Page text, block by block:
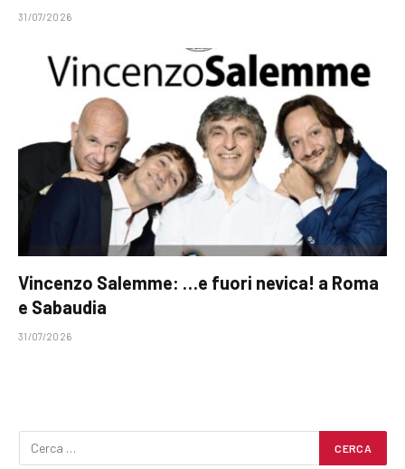
31/07/2026
Vincenzo Salemme: …e fuori nevica! a Roma
e Sabaudia
31/07/2026